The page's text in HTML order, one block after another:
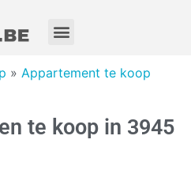
» Appartement te koop
te koop in 3945